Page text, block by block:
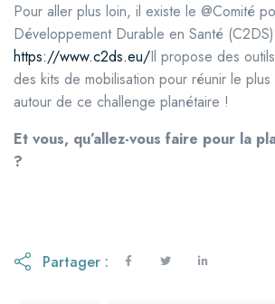
Pour aller plus loin, il existe le @Comité
Développement Durable en Santé
https://www.c2ds.eu/Il propose des
des kits de mobilisation pour réunir le
autour de ce challenge planétaire !
Et vous, qu’allez-vous faire pour la
?
Partager :